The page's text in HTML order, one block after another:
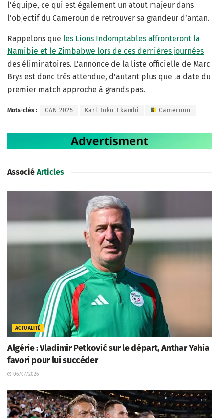
l’équipe, ce qui est également un atout majeur dans
l’objectif du Cameroun de retrouver sa grandeur d’antan.
Rappelons que les Lions Indomptables affronteront la
Namibie et le Zimbabwe lors de ces dernières journées
des éliminatoires. L’annonce de la liste officielle de Marc
Brys est donc très attendue, d’autant plus que la date du
premier match approche à grands pas.
Mots-clés : CAN 2025 Karl Toko-Ekambi Cameroun
Associé Articles
ACTUALITÉ
Algérie : Vladimir Petković sur le départ, Anthar Yahia
favori pour lui succéder
06/07/2026